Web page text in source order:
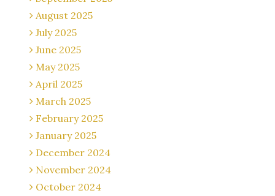
August 2025
July 2025
June 2025
May 2025
April 2025
March 2025
February 2025
January 2025
December 2024
November 2024
October 2024